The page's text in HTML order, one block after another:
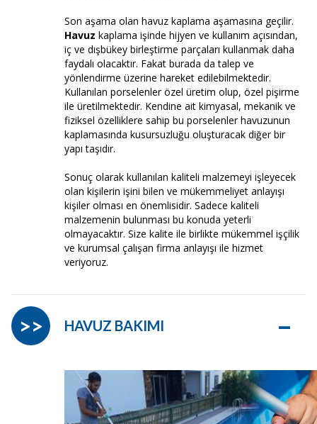
Son aşama olan havuz kaplama aşamasına geçilir.
Havuz kaplama işinde hijyen ve kullanım açısından,
iç ve dışbükey birleştirme parçaları kullanmak daha
faydalı olacaktır. Fakat burada da talep ve
yönlendirme üzerine hareket edilebilmektedir.
Kullanılan porselenler özel üretim olup, özel pişirme
ile üretilmektedir. Kendine ait kimyasal, mekanik ve
fiziksel özelliklere sahip bu porselenler havuzunun
kaplamasında kusursuzluğu oluşturacak diğer bir
yapı taşıdır.
Sonuç olarak kullanılan kaliteli malzemeyi işleyecek
olan kişilerin işini bilen ve mükemmeliyet anlayışı
kişiler olması en önemlisidir. Sadece kaliteli
malzemenin bulunması bu konuda yeterli
olmayacaktır. Size kalite ile birlikte mükemmel işçilik
ve kurumsal çalışan firma anlayışı ile hizmet
veriyoruz.
HAVUZ BAKIMI –
>>